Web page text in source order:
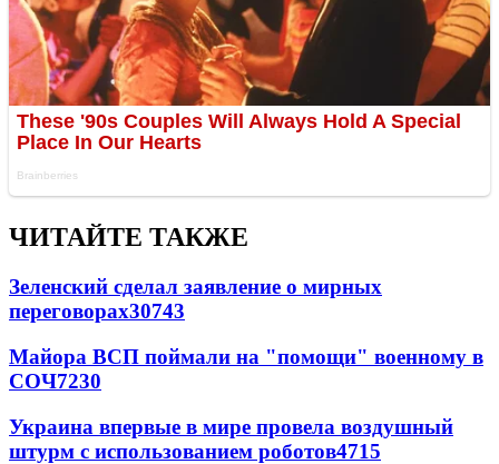
ЧИТАЙТЕ ТАКЖЕ
Зеленский сделал заявление о мирных
переговорах30743
Майора ВСП поймали на "помощи" военному в
СОЧ7230
Украина впервые в мире провела воздушный
штурм с использованием роботов4715